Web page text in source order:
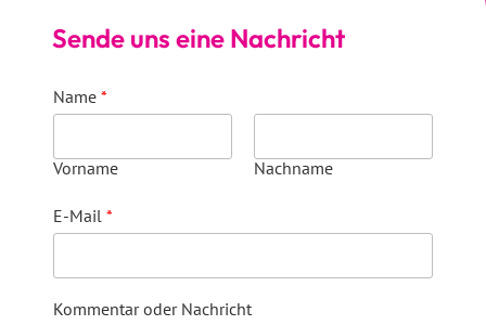
Sende uns eine Nachricht
Name *
Vorname Nachname
E-Mail *
Kommentar oder Nachricht